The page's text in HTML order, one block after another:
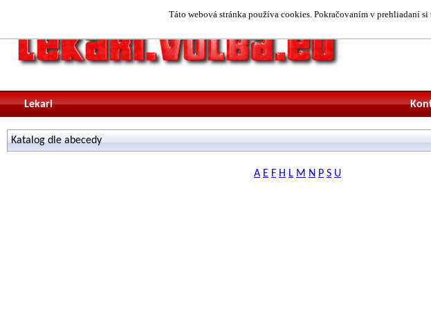
Táto webová stránka používa cookies. Pokračovaním v prehliadaní
Lekari
Katalog dle abecedy
A E F H L M N P S U